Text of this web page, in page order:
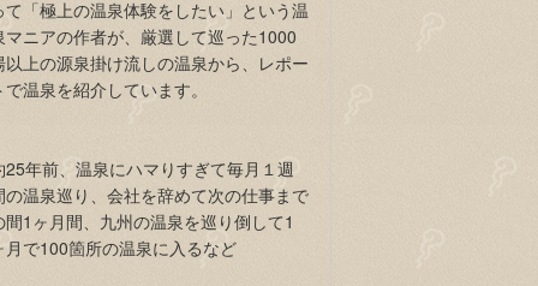
て「極上の温泉体験をしたい」という温
マニアの作者が、厳選して巡った1000
以上の源泉掛け流しの温泉から、レポー
で温泉を紹介しています。
25年前、温泉にハマりすぎて毎月１週
の温泉巡り、会社を辞めて次の仕事まで
間1ヶ月間、九州の温泉を巡り倒して1
月で100箇所の温泉に入るなど